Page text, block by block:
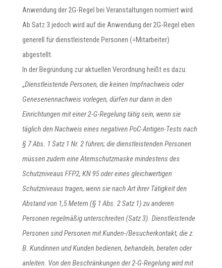
Anwendung der 2G-Regel bei Veranstaltungen normiert wird.
Ab Satz 3 jedoch wird auf die Anwendung der 2G-Regel eben
generell für dienstleistende Personen (=Mitarbeiter)
abgestellt.
In der Begründung zur aktuellen Verordnung heißt es dazu:
„Dienstleistende Personen, die keinen Impfnachweis oder
Genesenennachweis vorlegen, dürfen nur dann in den
Einrichtungen mit einer 2-G-Regelung tätig sein, wenn sie
täglich den Nachweis eines negativen PoC-Antigen-Tests nach
§ 7 Abs. 1 Satz 1 Nr. 2 führen; die dienstleistenden Personen
müssen zudem eine Atemschutzmaske mindestens des
Schutzniveaus FFP2, KN 95 oder eines gleichwertigen
Schutzniveaus tragen, wenn sie nach Art ihrer Tätigkeit den
Abstand von 1,5 Metern (§ 1 Abs. 2 Satz 1) zu anderen
Personen regelmäßig unterschreiten (Satz 3). Dienstleistende
Personen sind Personen mit Kunden-/Besucherkontakt, die z.
B. Kundinnen und Kunden bedienen, behandeln, beraten oder
anleiten. Von den Beschränkungen der 2-G-Regelung wird mit